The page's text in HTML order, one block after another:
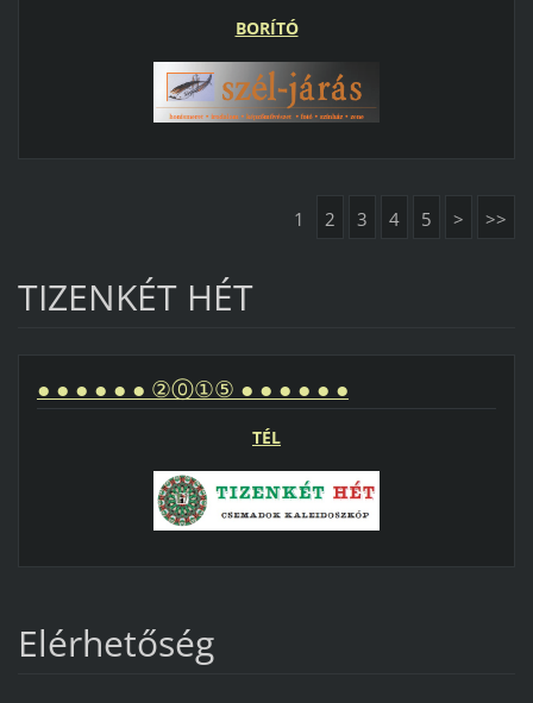
BORÍTÓ
1 2 3 4 5 > >>
TIZENKÉT HÉT
● ● ● ● ● ● ②⓪①⑤ ● ● ● ● ● ●
TÉL
Elérhetőség